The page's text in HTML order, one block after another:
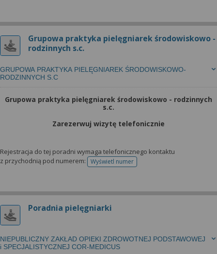
Grupowa praktyka pielęgniarek środowiskowo -
rodzinnych s.c.
GRUPOWA PRAKTYKA PIELĘGNIAREK ŚRODOWISKOWO-
RODZINNYCH S.C
Grupowa praktyka pielęgniarek środowiskowo - rodzinnych
s.c.
Zarezerwuj wizytę telefonicznie
Rejestracja do tej poradni wymaga telefonicznego kontaktu
z przychodnią pod numerem:
Wyświetl numertelefonu do rejestracji
Poradnia pielęgniarki
NIEPUBLICZNY ZAKŁAD OPIEKI ZDROWOTNEJ PODSTAWOWEJ
i SPECJALISTYCZNEJ COR-MEDICUS